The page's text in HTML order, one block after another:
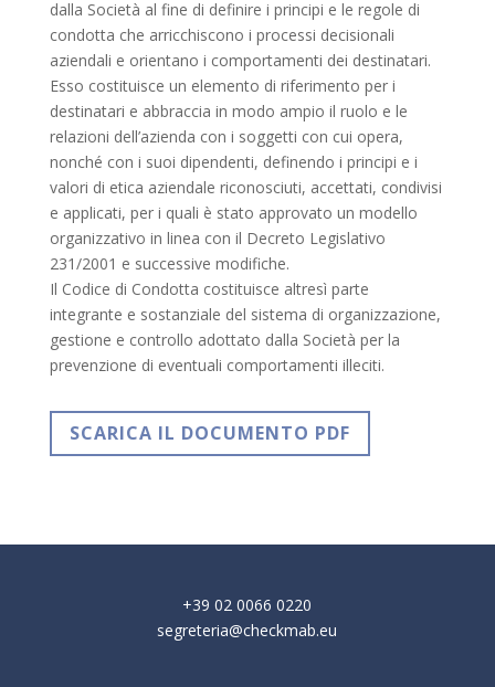
dalla Società al fine di definire i principi e le regole di
condotta che arricchiscono i processi decisionali
aziendali e orientano i comportamenti dei destinatari.
Esso costituisce un elemento di riferimento per i
destinatari e abbraccia in modo ampio il ruolo e le
relazioni dell’azienda con i soggetti con cui opera,
nonché con i suoi dipendenti, definendo i principi e i
valori di etica aziendale riconosciuti, accettati, condivisi
e applicati, per i quali è stato approvato un modello
organizzativo in linea con il Decreto Legislativo
231/2001 e successive modifiche.
Il Codice di Condotta costituisce altresì parte
integrante e sostanziale del sistema di organizzazione,
gestione e controllo adottato dalla Società per la
prevenzione di eventuali comportamenti illeciti.
SCARICA IL DOCUMENTO PDF
+39 02 0066 0220
segreteria@checkmab.eu